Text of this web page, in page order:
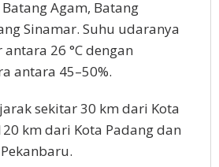
Agam, Batang
Sinamar. Suhu udaranya
26 °C dengan
antara 45–50%.
sekitar 30 km dari Kota
km dari Kota Padang dan